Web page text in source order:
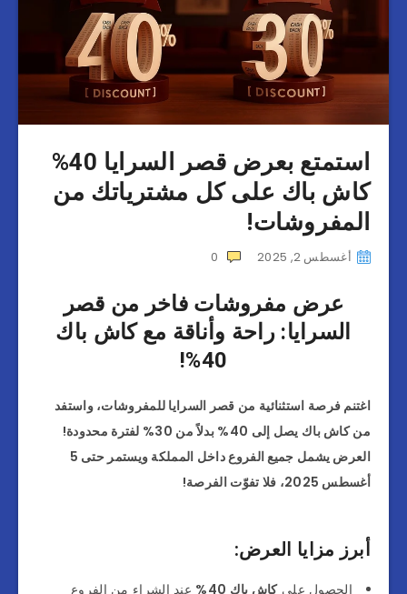
استمتع بعرض قصر السرايا 40%
كاش باك على كل مشترياتك من
المفروشات!
أغسطس 2, 2025 0
عرض مفروشات فاخر من قصر
السرايا: راحة وأناقة مع كاش باك
40%!
اغتنم فرصة استثنائية من قصر السرايا للمفروشات، واستفد
من كاش باك يصل إلى 40% بدلاً من 30% لفترة محدودة!
العرض يشمل جميع الفروع داخل المملكة ويستمر حتى 5
أغسطس 2025، فلا تفوّت الفرصة!
أبرز مزايا العرض:
الحصول علىكاش باك 40% عند الشراء من الفروع